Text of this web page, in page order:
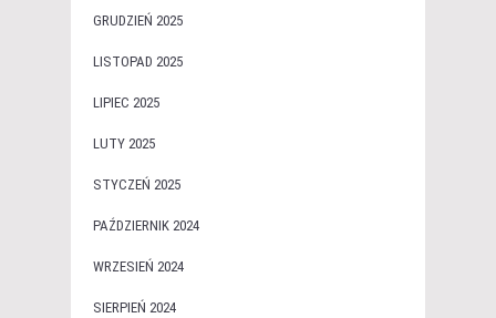
GRUDZIEŃ 2025
LISTOPAD 2025
LIPIEC 2025
LUTY 2025
STYCZEŃ 2025
PAŹDZIERNIK 2024
WRZESIEŃ 2024
SIERPIEŃ 2024